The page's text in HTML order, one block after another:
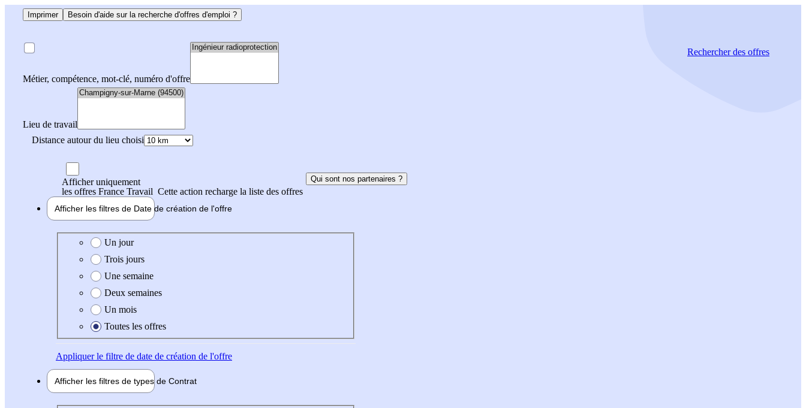
Imprimer Besoin d'aide sur la recherche d'offres d'emploi ?
Métier, compétence, mot-clé, numéro d'offre
Lieu de travail
Distance autour du lieu choisi
Rechercherdes offres
Afficher uniquement
les offres France Travail Cette action recharge la liste des offres
Qui sont nos partenaires ?
Afficher les filtres de Date de création de l'offre
Date de création de l'offre
Un jour
Trois jours
Une semaine
Deux semaines
Un mois
Toutes les offres
Appliquerle filtre de date de création de l'offre
Afficher les filtres de types de Contrat